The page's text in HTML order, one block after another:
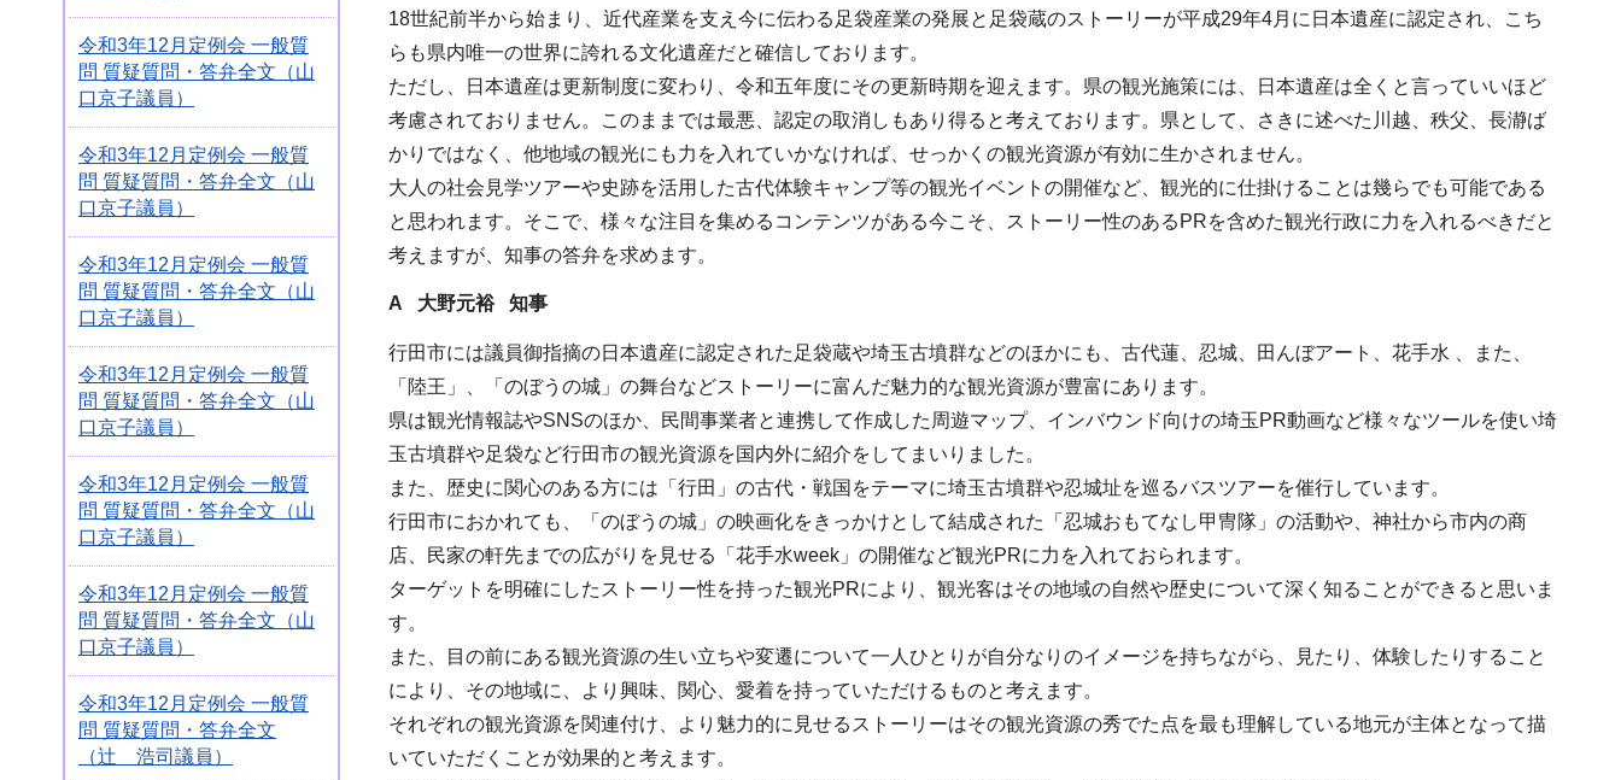
令和3年12月定例会 一般質
問 質疑質問・答弁全文（山
口京子議員）
令和3年12月定例会 一般質
問 質疑質問・答弁全文（山
口京子議員）
令和3年12月定例会 一般質
問 質疑質問・答弁全文（山
口京子議員）
令和3年12月定例会 一般質
問 質疑質問・答弁全文（山
口京子議員）
令和3年12月定例会 一般質
問 質疑質問・答弁全文（山
口京子議員）
令和3年12月定例会 一般質
問 質疑質問・答弁全文（山
口京子議員）
令和3年12月定例会 一般質
問 質疑質問・答弁全文
（辻 浩司議員）
18世紀前半から始まり、近代産業を支え今に伝わる足袋産業の発展と足袋蔵のストーリーが平成29年4月に日本遺産に認定され、こち
らも県内唯一の世界に誇れる文化遺産だと確信しております。
ただし、日本遺産は更新制度に変わり、令和五年度にその更新時期を迎えます。県の観光施策には、日本遺産は全くと言っていいほど
考慮されておりません。このままでは最悪、認定の取消しもあり得ると考えております。県として、さきに述べた川越、秩父、長瀞ば
かりではなく、他地域の観光にも力を入れていかなければ、せっかくの観光資源が有効に生かされません。
大人の社会見学ツアーや史跡を活用した古代体験キャンプ等の観光イベントの開催など、観光的に仕掛けることは幾らでも可能である
と思われます。そこで、様々な注目を集めるコンテンツがある今こそ、ストーリー性のあるPRを含めた観光行政に力を入れるべきだと
考えますが、知事の答弁を求めます。
A 大野元裕 知事
行田市には議員御指摘の日本遺産に認定された足袋蔵や埼玉古墳群などのほかにも、古代蓮、忍城、田んぼアート、花手水 、また、
「陸王」、「のぼうの城」の舞台などストーリーに富んだ魅力的な観光資源が豊富にあります。
県は観光情報誌やSNSのほか、民間事業者と連携して作成した周遊マップ、インバウンド向けの埼玉PR動画など様々なツールを使い埼
玉古墳群や足袋など行田市の観光資源を国内外に紹介をしてまいりました。
また、歴史に関心のある方には「行田」の古代・戦国をテーマに埼玉古墳群や忍城址を巡るバスツアーを催行しています。
行田市におかれても、「のぼうの城」の映画化をきっかけとして結成された「忍城おもてなし甲冑隊」の活動や、神社から市内の商
店、民家の軒先までの広がりを見せる「花手水week」の開催など観光PRに力を入れておられます。
ターゲットを明確にしたストーリー性を持った観光PRにより、観光客はその地域の自然や歴史について深く知ることができると思いま
す。
また、目の前にある観光資源の生い立ちや変遷について一人ひとりが自分なりのイメージを持ちながら、見たり、体験したりすること
により、その地域に、より興味、関心、愛着を持っていただけるものと考えます。
それぞれの観光資源を関連付け、より魅力的に見せるストーリーはその観光資源の秀でた点を最も理解している地元が主体となって描
いていただくことが効果的と考えます。